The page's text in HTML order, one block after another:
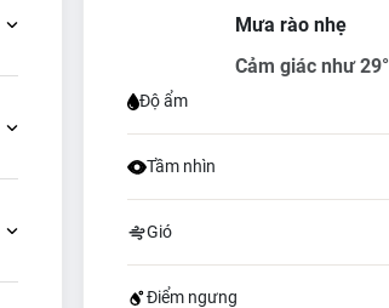
Mưa rào nhẹ
Cảm giác như 29°
Độ ẩm
Tầm nhìn
Gió
Điểm ngưng